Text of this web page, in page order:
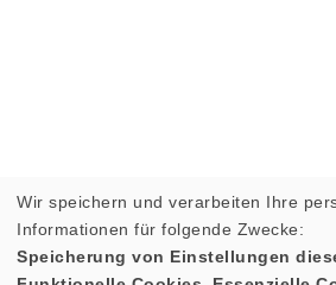
Wir speichern und verarbeiten Ihre
Informationen für folgende Zwecke:
Speicherung von Einstellungen